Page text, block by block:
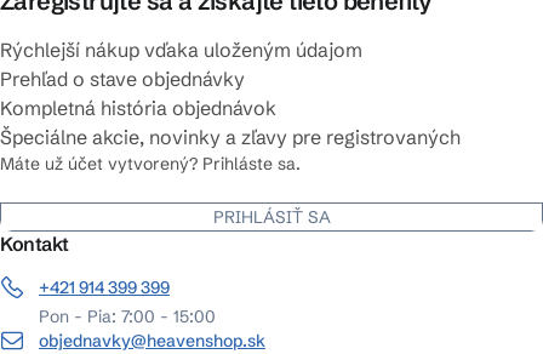
Rýchlejší nákup vďaka uloženým údajom
Prehľad o stave objednávky
Kompletná história objednávok
Špeciálne akcie, novinky a zľavy pre registrovaných
Máte už účet vytvorený? Prihláste sa.
PRIHLÁSIŤ SA
Kontakt
+421 914 399 399
Pon - Pia: 7:00 - 15:00
objednavky@heavenshop.sk